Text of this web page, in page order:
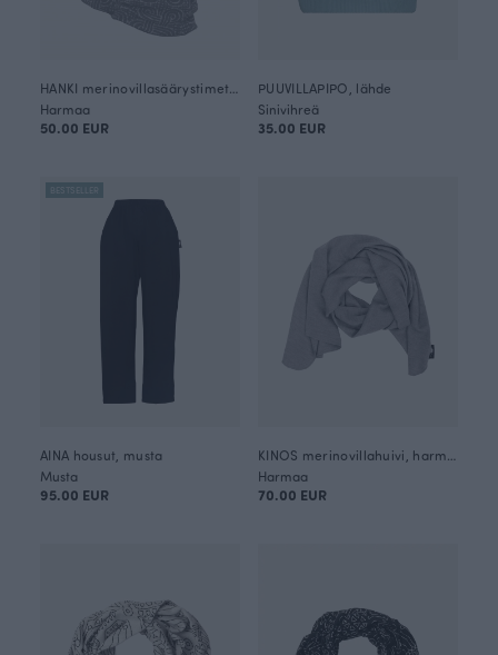
Harmaa
50.00 EUR
PUUVILLAPIPO, lähde
Sinivihreä
35.00 EUR
BESTSELLER
AINA housut, musta
Musta
95.00 EUR
Harmaa
70.00 EUR